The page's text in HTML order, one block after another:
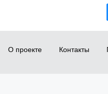
О проекте Контакты